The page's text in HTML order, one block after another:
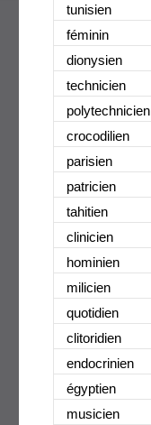
tunisien
féminin
dionysien
technicien
polytechnicien
crocodilien
parisien
patricien
tahitien
clinicien
hominien
milicien
quotidien
clitoridien
endocrinien
égyptien
musicien